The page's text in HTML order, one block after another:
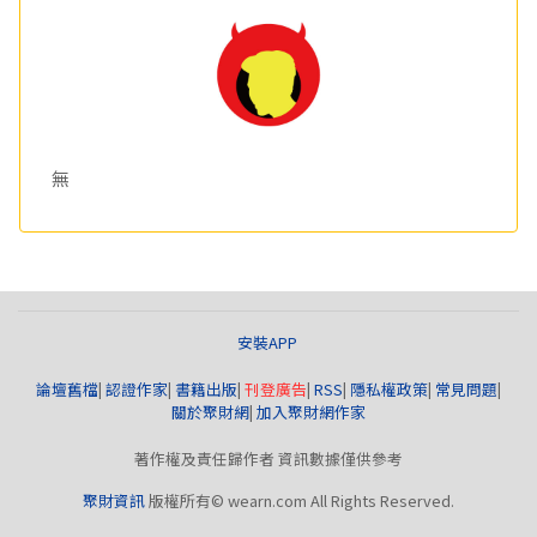
無
安裝APP
論壇舊檔| 認證作家| 書籍出版| 刊登廣告| RSS| 隱私權政策| 常見問題|
關於聚財網| 加入聚財網作家
著作權及責任歸作者 資訊數據僅供參考
聚財資訊版權所有© wearn.com All Rights Reserved.